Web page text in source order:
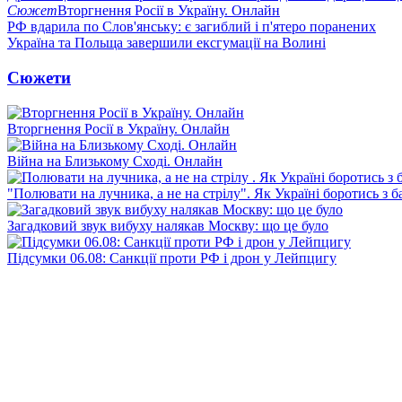
СюжетВторгнення Росії в Україну. Онлайн
РФ вдарила по Слов'янську: є загиблий і п'ятеро поранених
Україна та Польща завершили ексгумації на Волині
Сюжети
Вторгнення Росії в Україну. Онлайн
Війна на Близькому Сході. Онлайн
"Полювати на лучника, а не на стрілу". Як Україні боротись з
Загадковий звук вибуху налякав Москву: що це було
Підсумки 06.08: Санкції проти РФ і дрон у Лейпцигу